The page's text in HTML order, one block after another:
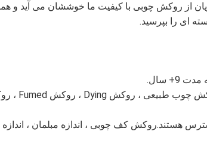
از روکش چوبی با کیفیت ما خوششان می آید و
ای را بپرسید.
هستند.روکش کف چوبی ، اندازه مبلمان ، اندازه